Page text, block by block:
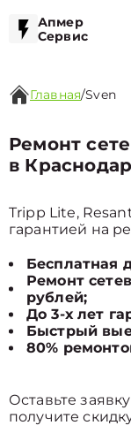
Апмер
Сервис
Главная/Sven
Ремонт
в
Tripp Lite,
гарантией на
Бесплатная
Ремонт
рублей;
До 3-х лет
Быстрый
80%
Оставьте
получите